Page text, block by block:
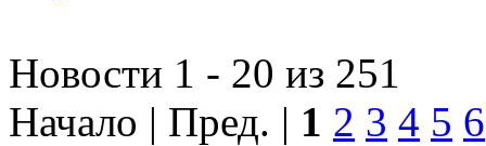
Новости 1 - 20 из 251
Начало | Пред. | 1 2 3 4 5 6